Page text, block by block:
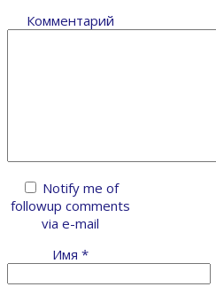
Комментарий
Notify me of
followup comments
via e-mail
Имя *